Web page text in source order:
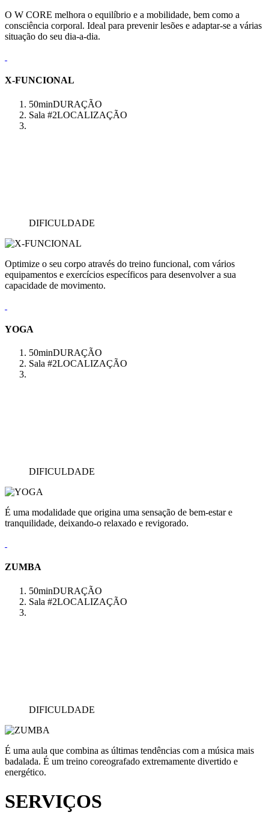
O W CORE melhora o equilíbrio e a mobilidade, bem como a
consciência corporal. Ideal para prevenir lesões e adaptar-se a várias
situação do seu dia-a-dia.
X-FUNCIONAL
50minDURAÇÃO
Sala #2LOCALIZAÇÃO
DIFICULDADE
Optimize o seu corpo através do treino funcional, com vários
equipamentos e exercícios específicos para desenvolver a sua
capacidade de movimento.
YOGA
50minDURAÇÃO
Sala #2LOCALIZAÇÃO
DIFICULDADE
É uma modalidade que origina uma sensação de bem-estar e
tranquilidade, deixando-o relaxado e revigorado.
ZUMBA
50minDURAÇÃO
Sala #2LOCALIZAÇÃO
DIFICULDADE
É uma aula que combina as últimas tendências com a música mais
badalada. É um treino coreografado extremamente divertido e
energético.
SERVIÇOS